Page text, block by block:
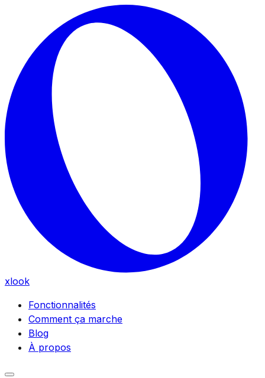
Skip to main content
xlook
Fonctionnalités
Comment ça marche
Blog
À propos